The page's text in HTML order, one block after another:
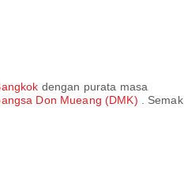
dengan purata masa
Don Mueang (DMK)
. Semak